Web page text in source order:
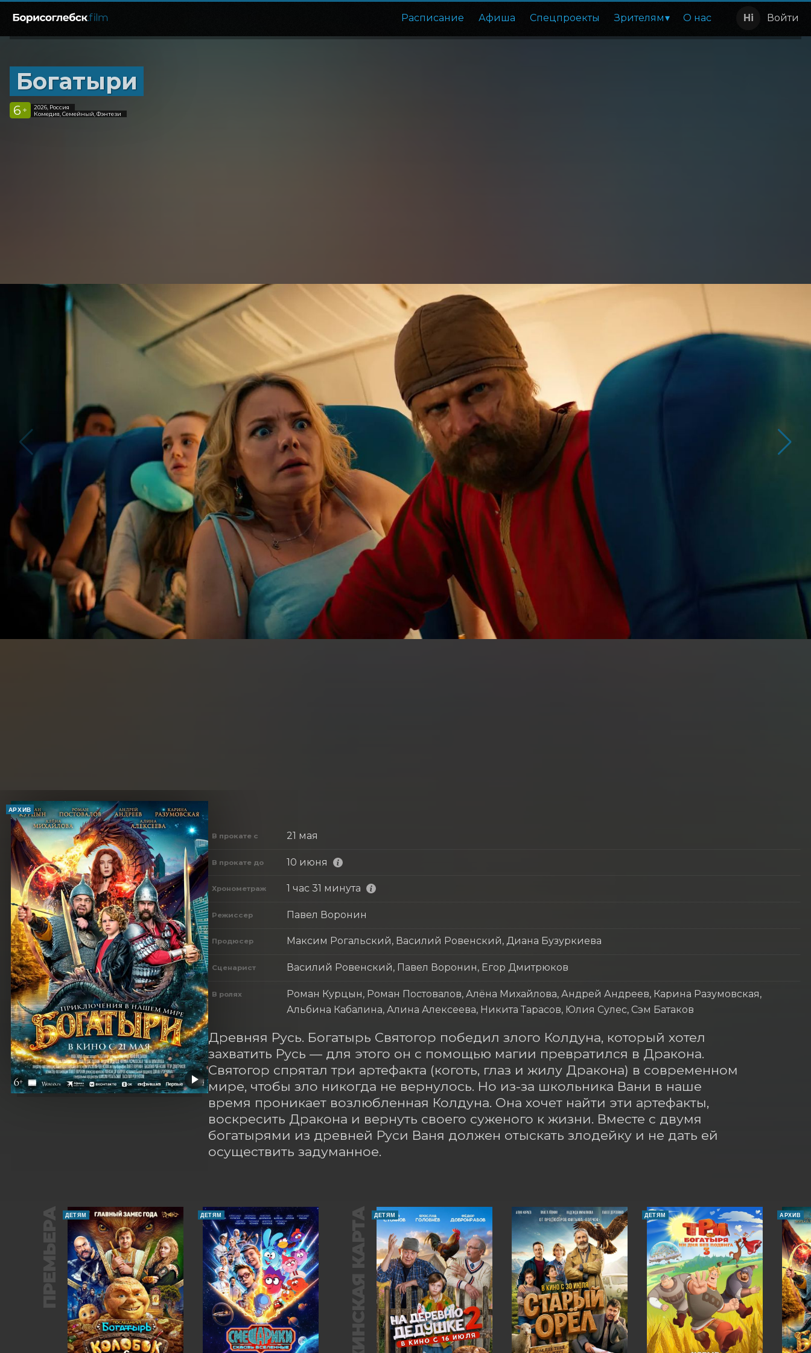
Расписание Афиша Спецпроекты Зрителям О нас Войти
Богатыри
6 +
2026, Россия
Комедия, Семейный, Фэнтези
АРХИВ
В прокате с 21 мая
В прокате до 10 июня
Хронометраж 1 час 31 минута
Режиссер Павел Воронин
Продюсер Максим Рогальский, Василий Ровенский, Диана Бузуркиева
Сценарист Василий Ровенский, Павел Воронин, Егор Дмитрюков
В ролях
Роман Курцын, Роман Постовалов, Алёна Михайлова, Андрей Андреев, Карина Разумовская,
Альбина Кабалина, Алина Алексеева, Никита Тарасов, Юлия Сулес, Сэм Батаков
Древняя Русь. Богатырь Святогор победил злого Колдуна, который хотел
захватить Русь — для этого он с помощью магии превратился в Дракона.
Святогор спрятал три артефакта (коготь, глаз и жилу Дракона) в современном
мире, чтобы зло никогда не вернулось. Но из-за школьника Вани в наше
время проникает возлюбленная Колдуна. Она хочет найти эти артефакты,
воскресить Дракона и вернуть своего суженого к жизни. Вместе с двумя
богатырями из древней Руси Ваня должен отыскать злодейку и не дать ей
осуществить задуманное.
ПРЕМЬЕРА ДЕТЯМ ДЕТЯМ ПУШКИНСКАЯ КАРТА ДЕТЯМ ДЕТЯМ АРХИВ